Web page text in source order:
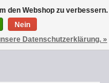
den Webshop zu verbessern.
Nein
Datenschutzerklärung. »